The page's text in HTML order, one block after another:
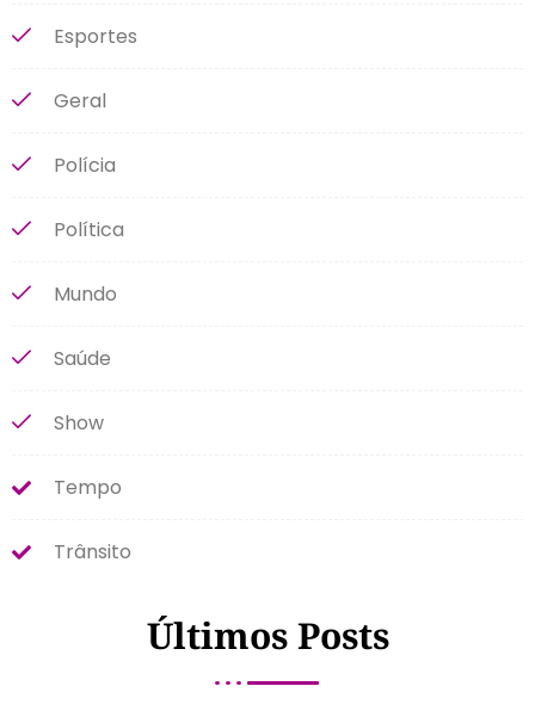
Esportes
Geral
Polícia
Política
Mundo
Saúde
Show
Tempo
Trânsito
Últimos Posts